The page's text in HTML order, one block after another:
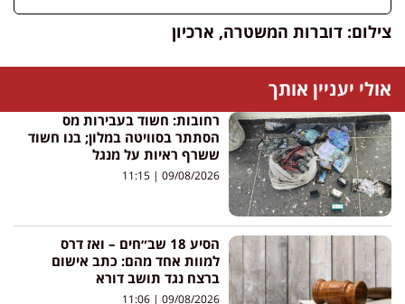
צילום: דוברות המשטרה, ארכיון
אולי יעניין אותך
רחובות: חשוד בעבירות מס
הסתתר בסוויטה במלון; בנו חשוד
ששרף ראיות על מנגל
09/08/2026
הסיע 18 שב״חים – ואז דרס
למוות אחד מהם: כתב אישום
ברצח נגד תושב דורא
09/08/2026